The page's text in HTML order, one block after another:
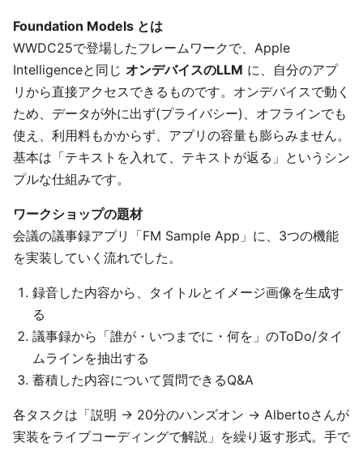
Foundation Models とは
WWDC25で登場したフレームワークで、Apple
Intelligenceと同じ オンデバイスのLLM に、自分のアプ
リから直接アクセスできるものです。オンデバイスで動く
ため、データが外に出ず(プライバシー)、オフラインでも
使え、利用料もかからず、アプリの容量も膨らみません。
基本は「テキストを入れて、テキストが返る」というシン
プルな仕組みです。
ワークショップの題材
会議の議事録アプリ「FM Sample App」に、3つの機能
を実装していく流れでした。
録音した内容から、タイトルとイメージ画像を生成す
る
議事録から「誰が・いつまでに・何を」のToDo/タイ
ムラインを抽出する
蓄積した内容について質問できるQ&A
各タスクは「説明 → 20分のハンズオン → Albertoさんが
実装をライブコーディングで解説」を繰り返す形式。手で